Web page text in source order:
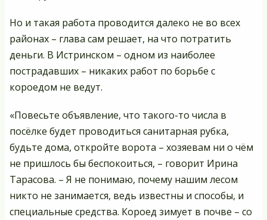
Но и такая работа проводится далеко не во всех
районах – глава сам решает, на что потратить
деньги. В Истринском – одном из наиболее
пострадавших – никаких работ по борьбе с
короедом не ведут.
«Повесьте объявление, что такого-то числа в
посёлке будет проводиться санитарная рубка,
будьте дома, откройте ворота – хозяевам ни о чём
не пришлось бы беспокоиться, – говорит Ирина
Тарасова. – Я не понимаю, почему нашим лесом
никто не занимается, ведь известны и способы, и
специальные средства. Короед зимует в почве – со